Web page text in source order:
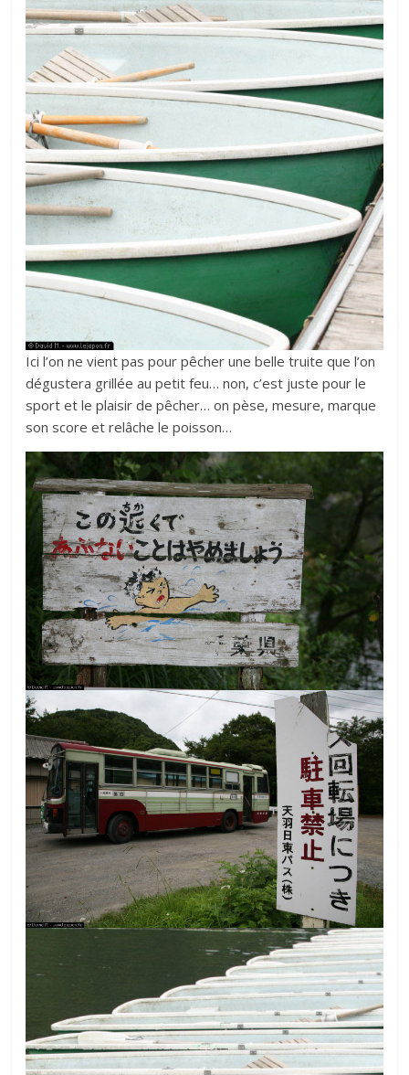
Ici l’on ne vient pas pour pêcher une belle truite que l’on
dégustera grillée au petit feu… non, c’est juste pour le
sport et le plaisir de pêcher… on pèse, mesure, marque
son score et relâche le poisson…